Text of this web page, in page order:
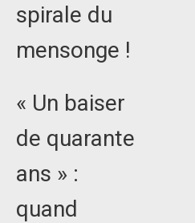
spirale du
mensonge !
« Un baiser
de quarante
ans » :
quand